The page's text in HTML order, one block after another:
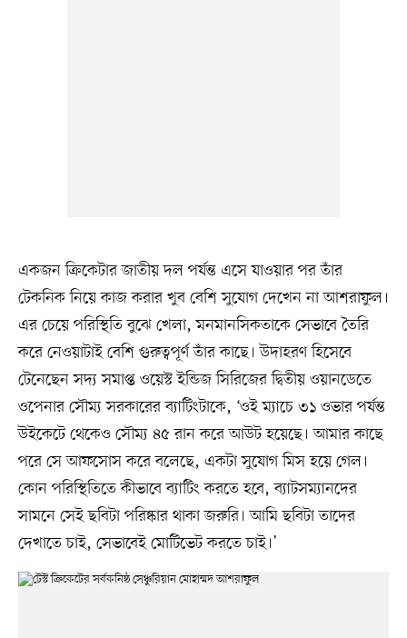
একজন ক্রিকেটার জাতীয় দল পর্যন্ত এসে যাওয়ার পর তাঁর
টেকনিক নিয়ে কাজ করার খুব বেশি সুযোগ দেখেন না আশরাফুল।
এর চেয়ে পরিস্থিতি বুঝে খেলা, মনমানসিকতাকে সেভাবে তৈরি
করে নেওয়াটাই বেশি গুরুত্বপূর্ণ তাঁর কাছে। উদাহরণ হিসেবে
টেনেছেন সদ্য সমাপ্ত ওয়েস্ট ইন্ডিজ সিরিজের দ্বিতীয় ওয়ানডেতে
ওপেনার সৌম্য সরকারের ব্যাটিংটাকে, ‘ওই ম্যাচে ৩১ ওভার পর্যন্ত
উইকেটে থেকেও সৌম্য ৪৫ রান করে আউট হয়েছে। আমার কাছে
পরে সে আফসোস করে বলেছে, একটা সুযোগ মিস হয়ে গেল।
কোন পরিস্থিতিতে কীভাবে ব্যাটিং করতে হবে, ব্যাটসম্যানদের
সামনে সেই ছবিটা পরিষ্কার থাকা জরুরি। আমি ছবিটা তাদের
দেখাতে চাই, সেভাবেই মোটিভেট করতে চাই।’